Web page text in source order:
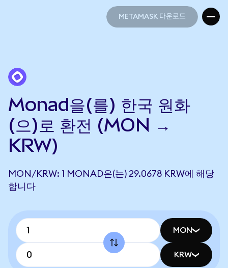
METAMASK 다운로드
Monad을(를) 한국 원화
(으)로 환전 (MON →
KRW)
MON/KRW: 1 MONAD은(는) 29.0678 KRW에 해당
합니다
MON
KRW